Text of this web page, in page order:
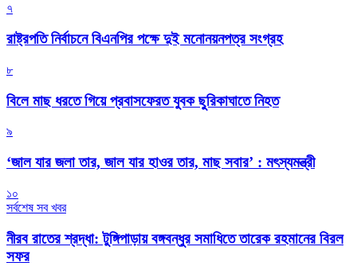
৭
রাষ্ট্রপতি নির্বাচনে বিএনপির পক্ষে দুই মনোনয়নপত্র সংগ্রহ
৮
বিলে মাছ ধরতে গিয়ে প্রবাসফেরত যুবক ছুরিকাঘাতে নিহত
৯
‘জাল যার জলা তার, জাল যার হাওর তার, মাছ সবার’ : মৎস্যমন্ত্রী
১০
সর্বশেষ সব খবর
নীরব রাতের শ্রদ্ধা: টুঙ্গিপাড়ায় বঙ্গবন্ধুর সমাধিতে তারেক রহমানের বিরল
সফর